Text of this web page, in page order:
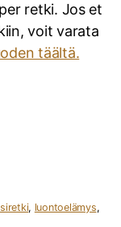
retki. Jos et
voit varata
täältä.
, luontoelämys,